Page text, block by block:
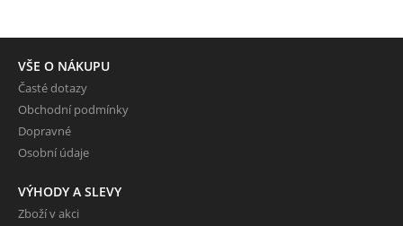
VŠE O NÁKUPU
Časté dotazy
Obchodní podmínky
Dopravné
Osobní údaje
VÝHODY A SLEVY
Zboží v akci